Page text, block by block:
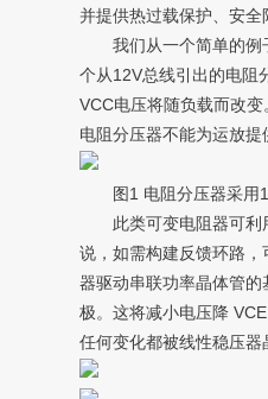
并提供热过载保护、安全
我们从一个简单的例子
个从12V总线引出的电阻
VCC电压将随负载而改
电阻分压器不能为运放
图1 电阻分压器采用
此类可变电阻器可利用
说，如需构建反馈环路
器驱动串联功率晶体管
极。这将减小电压降
任何变化都被线性稳压器